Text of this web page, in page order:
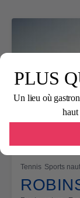
PLUS
Un lieu où
haut
Tennis Sports